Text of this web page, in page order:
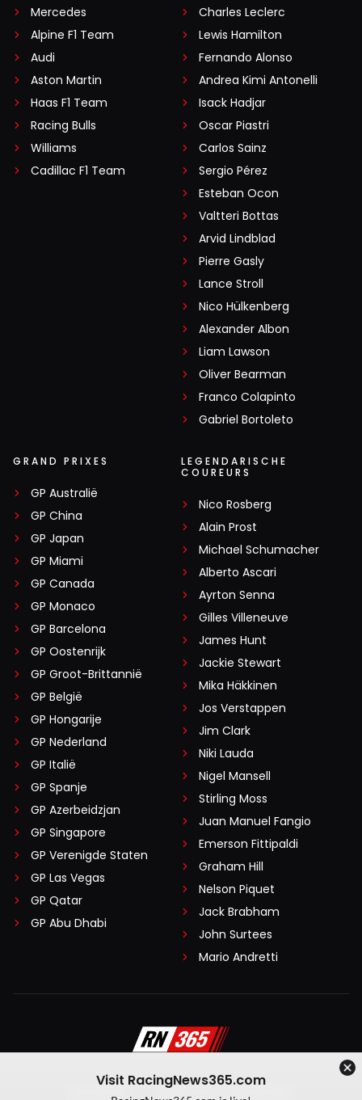
Mercedes
Alpine F1 Team
Audi
Aston Martin
Haas F1 Team
Racing Bulls
Williams
Cadillac F1 Team
Charles Leclerc
Lewis Hamilton
Fernando Alonso
Andrea Kimi Antonelli
Isack Hadjar
Oscar Piastri
Carlos Sainz
Sergio Pérez
Esteban Ocon
Valtteri Bottas
Arvid Lindblad
Pierre Gasly
Lance Stroll
Nico Hülkenberg
Alexander Albon
Liam Lawson
Oliver Bearman
Franco Colapinto
Gabriel Bortoleto
GRAND PRIXES
GP Australië
GP China
GP Japan
GP Miami
GP Canada
GP Monaco
GP Barcelona
GP Oostenrijk
GP Groot-Brittannië
GP België
GP Hongarije
GP Nederland
GP Italië
GP Spanje
GP Azerbeidzjan
GP Singapore
GP Verenigde Staten
GP Las Vegas
GP Qatar
GP Abu Dhabi
LEGENDARISCHE
COUREURS
Nico Rosberg
Alain Prost
Michael Schumacher
Alberto Ascari
Ayrton Senna
Gilles Villeneuve
James Hunt
Jackie Stewart
Mika Häkkinen
Jos Verstappen
Jim Clark
Niki Lauda
Nigel Mansell
Stirling Moss
Juan Manuel Fangio
Emerson Fittipaldi
Graham Hill
Nelson Piquet
Jack Brabham
John Surtees
Mario Andretti
Algemene voorwaarden
Visit RacingNews365.com